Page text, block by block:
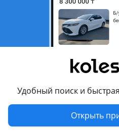
Удобный поиск и
Открыть
Toyota Corolla 2004-2006 (120
Есть с обоих сторон L/R
Хорошое качество (дубликат)
Цена указана за одну из сторон.
Toyota Corolla 2004-2006 (120
Екі жағы да бар L/R
Сапасы жақсы (дубликат)
Бағасы тек бір бетіне